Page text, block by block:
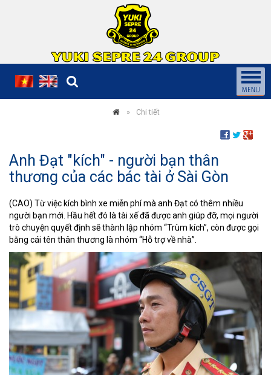
Chi tiết
Anh Đạt "kích" - người bạn thân
thương của các bác tài ở Sài Gòn
(CAO) Từ việc kích bình xe miễn phí mà anh Đạt có thêm nhiều
người bạn mới. Hầu hết đó là tài xế đã được anh giúp đỡ, mọi người
trò chuyện quyết định sẽ thành lập nhóm “Trùm kích”, còn được gọi
bằng cái tên thân thương là nhóm “Hỗ trợ về nhà”.